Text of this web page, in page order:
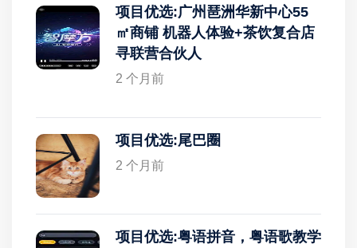
项目优选:广州琶洲华新中心55
㎡商铺 机器人体验+茶饮复合店
寻联营合伙人
2 个月前
项目优选:尾巴圈
2 个月前
项目优选:粤语拼音，粤语歌教学